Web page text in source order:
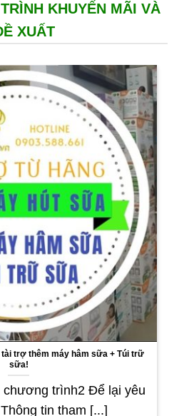
KHUYẾN MÃI VÀ
XUẤT
trợ thêm máy hâm sữa + Túi trữ
sữa!
chương trình2 Để lại yêu
tin tham [...]